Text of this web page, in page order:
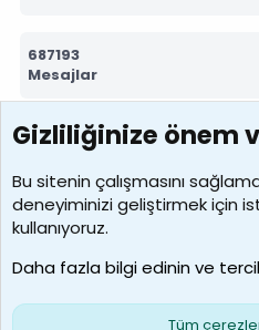
687193
Mesajlar
7388
Kullanıcılar
borabekirogluu
Son üye
Çerezler
Gizliliğinize önem
Bu sitenin çalışmasını
deneyiminizi geliştirmek için
kullanıyoruz.
Daha fazla bilgi edinin ve
Tüm